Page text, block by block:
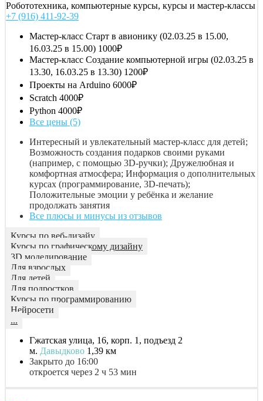
Робототехника, компьютерные курсы, курсы и мастер-классы
+7 (916) 411-92-39
Мастер-класс Старт в авионику (02.03.25 в 15.00,
16.03.25 в 15.00) 1000₽
Мастер-класс Создание компьютерной игры (02.03.25 в
13.30, 16.03.25 в 13.30) 1200₽
Проекты на Arduino 6000₽
Scratch 4000₽
Python 4000₽
Все цены (5)
Интересный и увлекательный мастер-класс для детей;
Возможность создания подарков своими руками
(например, с помощью 3D-ручки); Дружелюбная и
комфортная атмосфера; Информация о дополнительных
курсах (программирование, 3D-печать);
Положительные эмоции у ребёнка и желание
продолжать занятия
Все плюсы и минусы из отзывов
Курсы по веб-дизайу
Курсы по графическому дизайну
3D моделирование
Для взрослых
Для детей
Для подростков
Курсы по программированию
Нейросети
...
Гжатская улица, 16, корп. 1, подъезд 2
м. Давыдково 1,39 км
Закрыто до 16:00
откроется через 2 ч 53 мин